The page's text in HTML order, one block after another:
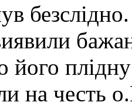
безслідно.
його
на честь